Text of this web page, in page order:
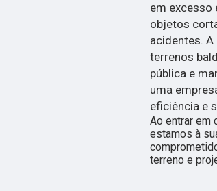
em excesso
objetos
acidentes.
terrenos
pública e
uma
eficiência e
Ao entrar em
estamos à
terreno e